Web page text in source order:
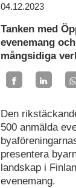
04.12.2023
Tanken med
evenemang
mångsidiga
Den
500 anmälda
presentera
landskap i
evenemang.